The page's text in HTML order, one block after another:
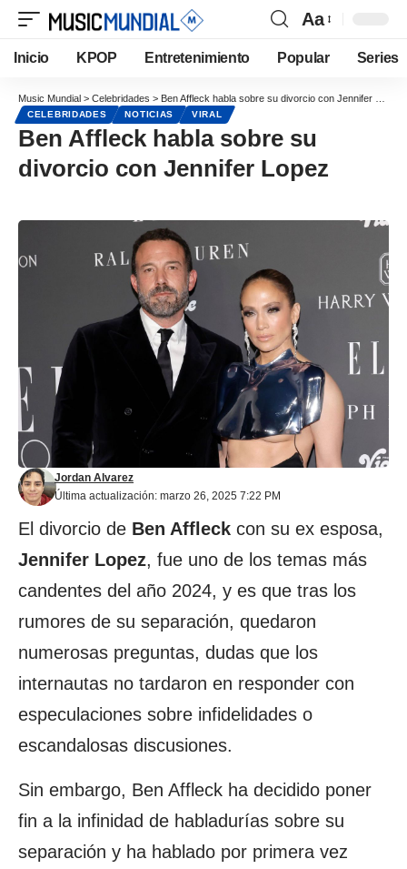
Aa
Inicio KPOP Entretenimiento Popular Series
Music Mundial > Celebridades > Ben Affleck habla sobre su divorcio con Jennifer Lopez
CELEBRIDADES NOTICIAS VIRAL
Ben Affleck habla sobre su
divorcio con Jennifer Lopez
Última actualización: marzo 26, 2025 7:22 PM
Jordan Alvarez
El divorcio de Ben Affleck con su ex esposa,
Jennifer Lopez, fue uno de los temas más
candentes del año 2024, y es que tras los
rumores de su separación, quedaron
numerosas preguntas, dudas que los
internautas no tardaron en responder con
especulaciones sobre infidelidades o
escandalosas discusiones.
Sin embargo, Ben Affleck ha decidido poner
fin a la infinidad de habladurías sobre su
separación y ha hablado por primera vez